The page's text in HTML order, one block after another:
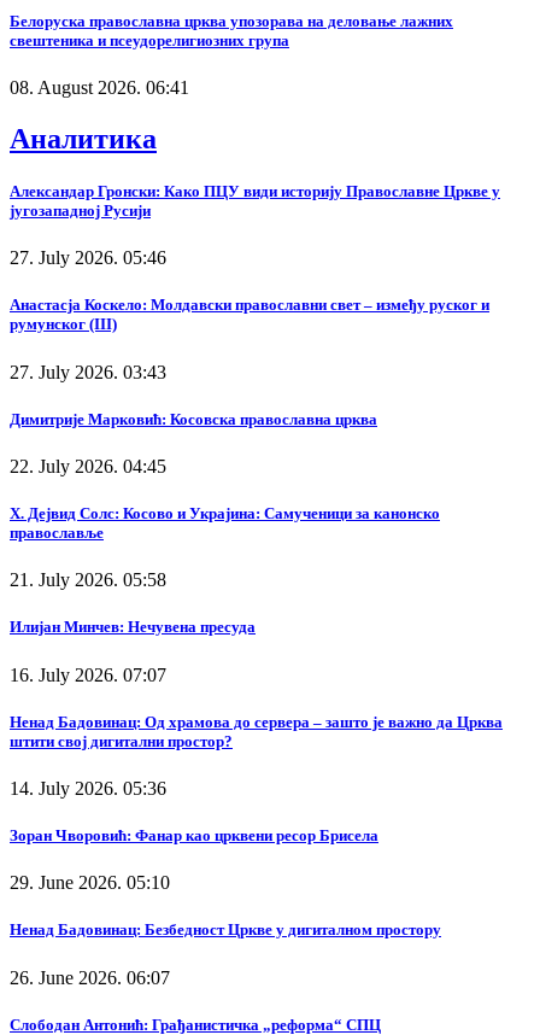
Белоруска православна црква упозорава на деловање лажних
свештеника и псеудорелигиозних група
08. August 2026. 06:41
Аналитика
Александар Гронски: Како ПЦУ види историју Православне Цркве у
југозападној Русији
27. July 2026. 05:46
Анастасја Коскело: Молдавски православни свет – између руског и
румунског (III)
27. July 2026. 03:43
Димитрије Марковић: Косовска православна црква
22. July 2026. 04:45
Х. Дејвид Солс: Косово и Украјина: Самученици за канонско
православље
21. July 2026. 05:58
Илијан Минчев: Нечувена пресуда
16. July 2026. 07:07
Ненад Бадовинац: Од храмова до сервера – зашто је важно да Црква
штити свој дигитални простор?
14. July 2026. 05:36
Зоран Чворовић: Фанар као црквени ресор Брисела
29. June 2026. 05:10
Ненад Бадовинац: Безбедност Цркве у дигиталном простору
26. June 2026. 06:07
Слободан Антонић: Грађанистичка „реформа“ СПЦ